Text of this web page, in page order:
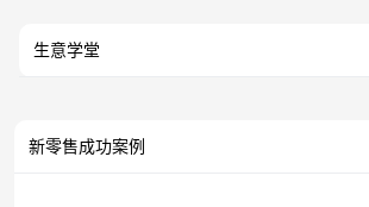
生意学堂
新零售成功案例